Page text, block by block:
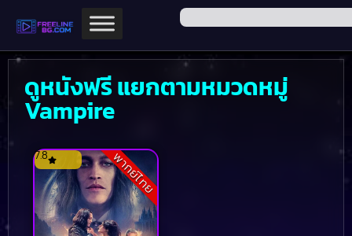
ดูหนังฟรี แยกตามหมวดหมู่
Vampire
พากย์ไทย
7.8